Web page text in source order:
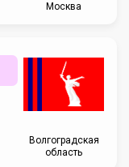
Москва
Волгоградская
область